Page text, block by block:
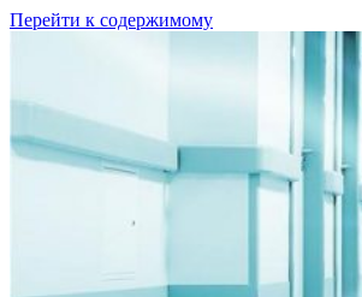
Перейти к содержимому